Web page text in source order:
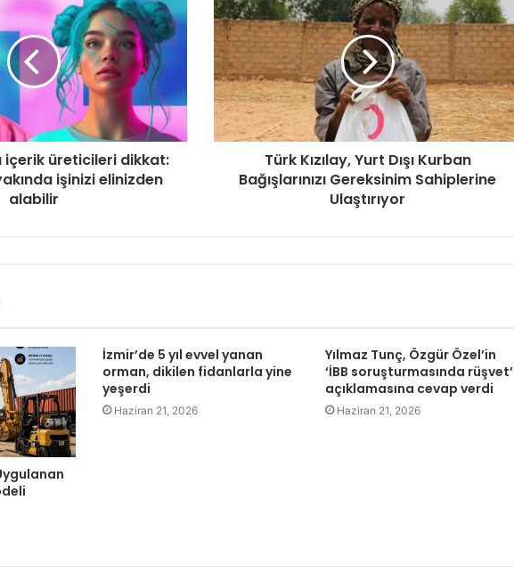
içerik üreticileri dikkat:
işinizi elinizden
alabilir
Türk Kızılay, Yurt Dışı Kurban
Bağışlarınızı Gereksinim Sahiplerine
Ulaştırıyor
İzmir’de 5 yıl evvel yanan
orman, dikilen fidanlarla yine
yeşerdi
Haziran 21, 2026
Yılmaz Tunç, Özgür Özel’in
‘İBB soruşturmasında rüşvet’
açıklamasına cevap verdi
Haziran 21, 2026